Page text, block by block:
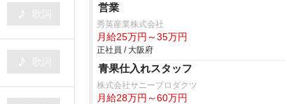
営業
秀英産業株式会社
月給25万円～35万円
正社員 / 大阪府
青果仕入れスタッフ
株式会社サニープロダクツ
月給28万円～60万円